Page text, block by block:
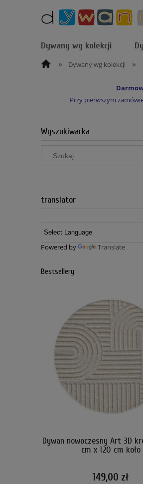
Dywany wg kolekcji
» Dywany wg kolekcji »
Przy pierwszym
Wyszukiwarka
translator
Powered by Translate
Bestsellery
Dywan nowoczesny Art 3D
cm x 120 cm koło
149,00 zł